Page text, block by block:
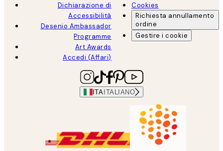
Dichiarazione di
Accessibilità
Desenio Ambassador
Programme
Art Awards
Accedi (Affari)
Cookies
Richiesta annullamento
ordine
Gestire i cookie
ITA ITALIANO